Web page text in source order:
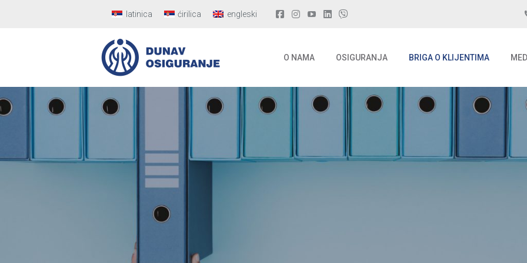
latinica ćirilica engleski
O NAMA OSIGURANJA BRIGA O KLIJENTIMA
O NAMA OSIGURANJA